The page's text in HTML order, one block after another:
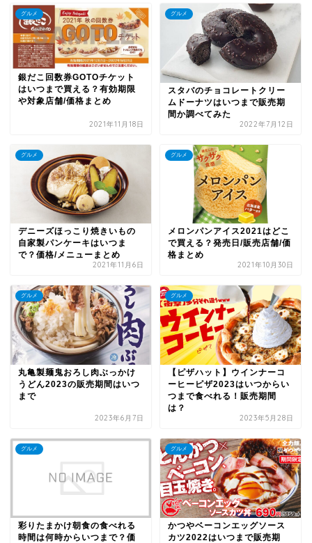
グルメ
銀だこ回数券GOTOチケット
はいつまで買える？有効期限
や対象店舗/価格まとめ
2021年11月18日
グルメ
スタバのチョコレートクリー
ムドーナツはいつまで販売期
間か調べてみた
2022年7月12日
グルメ
デニーズほっこり焼きいもの
自家製パンケーキはいつま
で？価格/メニューまとめ
2021年11月6日
グルメ
メロンパンアイス2021はどこ
で買える？発売日/販売店舗/価
格まとめ
2021年10月30日
グルメ
丸亀製麺鬼おろし肉ぶっかけ
うどん2023の販売期間はいつ
まで
2023年6月7日
グルメ
【ピザハット】ウインナーコ
ーヒーピザ2023はいつからい
つまで食べれる！販売期間
は？
2023年5月28日
グルメ
彩りたまかけ朝食の食べれる
時間は何時からいつまで？価
グルメ
かつやベーコンエッグソース
カツ2022はいつまで販売期